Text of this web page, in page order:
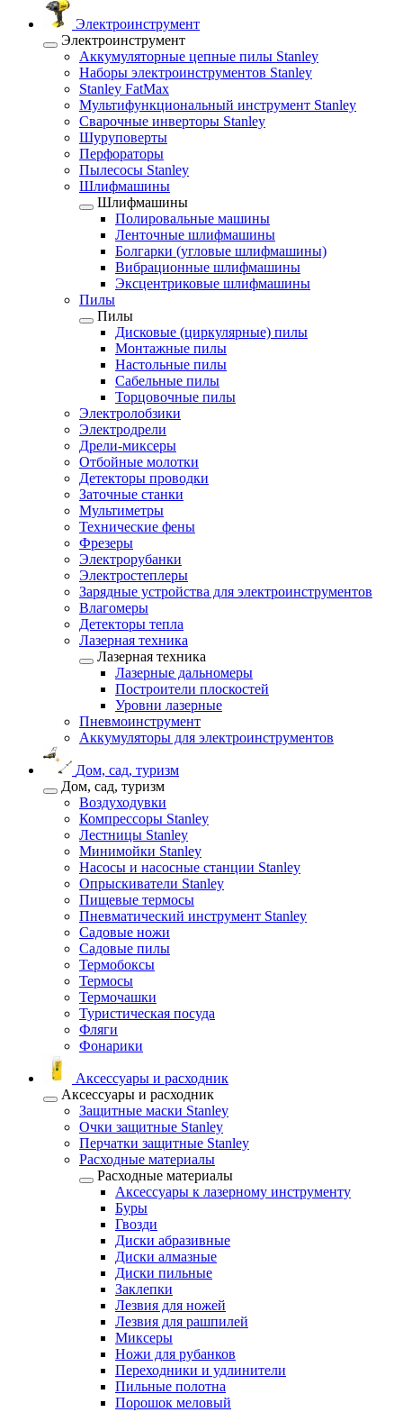
Электроинструмент
Электроинструмент
Аккумуляторные цепные пилы Stanley
Наборы электроинструментов Stanley
Stanley FatMax
Мультифункциональный инструмент Stanley
Сварочные инверторы Stanley
Шуруповерты
Перфораторы
Пылесосы Stanley
Шлифмашины
Шлифмашины
Полировальные машины
Ленточные шлифмашины
Болгарки (угловые шлифмашины)
Вибрационные шлифмашины
Эксцентриковые шлифмашины
Пилы
Пилы
Дисковые (циркулярные) пилы
Монтажные пилы
Настольные пилы
Сабельные пилы
Торцовочные пилы
Электролобзики
Электродрели
Дрели-миксеры
Отбойные молотки
Детекторы проводки
Заточные станки
Мультиметры
Технические фены
Фрезеры
Электрорубанки
Электростеплеры
Зарядные устройства для электроинструментов
Влагомеры
Детекторы тепла
Лазерная техника
Лазерная техника
Лазерные дальномеры
Построители плоскостей
Уровни лазерные
Пневмоинструмент
Аккумуляторы для электроинструментов
Дом, сад, туризм
Дом, сад, туризм
Воздуходувки
Компрессоры Stanley
Лестницы Stanley
Минимойки Stanley
Насосы и насосные станции Stanley
Опрыскиватели Stanley
Пищевые термосы
Пневматический инструмент Stanley
Садовые ножи
Садовые пилы
Термобоксы
Термосы
Термочашки
Туристическая посуда
Фляги
Фонарики
Аксессуары и расходник
Аксессуары и расходник
Защитные маски Stanley
Очки защитные Stanley
Перчатки защитные Stanley
Расходные материалы
Расходные материалы
Аксессуары к лазерному инструменту
Буры
Гвозди
Диски абразивные
Диски алмазные
Диски пильные
Заклепки
Лезвия для ножей
Лезвия для рашпилей
Миксеры
Ножи для рубанков
Переходники и удлинители
Пильные полотна
Порошок меловый